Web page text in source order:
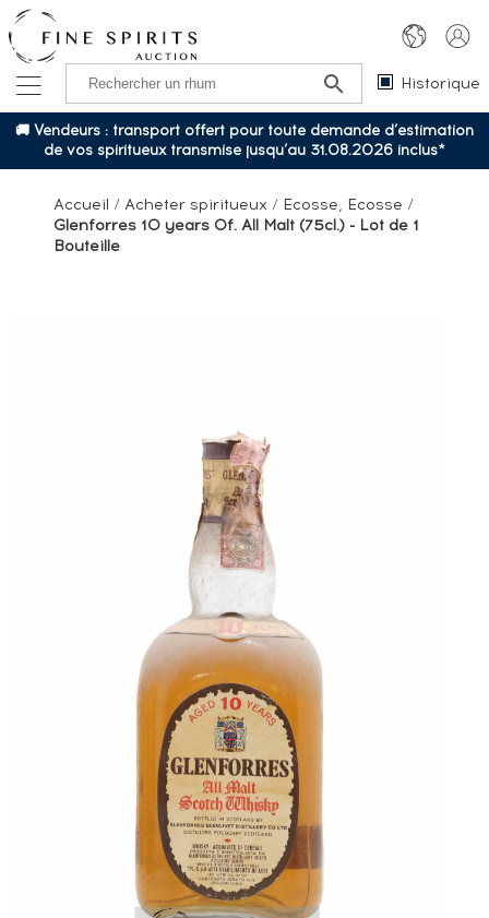
Historique
🚚 Vendeurs : transport offert pour toute demande d’estimation
de vos spiritueux transmise jusqu’au 31.08.2026 inclus*
Accueil / Acheter spiritueux / Ecosse, Ecosse /
Glenforres 10 years Of. All Malt (75cl.) - Lot de 1
Bouteille